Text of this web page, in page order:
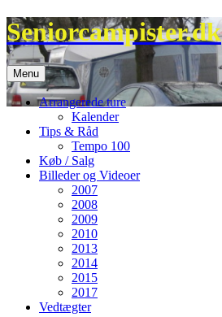
Hop
til
indhold
Seniorcampister.dk
Menu
Arrangerede ture
Kalender
Tips & Råd
Tempo 100
Køb / Salg
Billeder og Videoer
2007
2008
2009
2010
2013
2014
2015
2017
Vedtægter